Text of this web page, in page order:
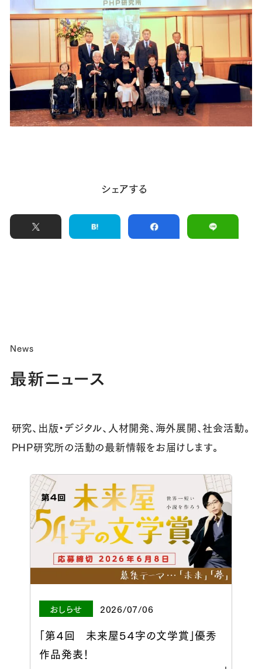
シェアする
News
最新ニュース
研究、出版・デジタル、人材開発、海外展開、社会活動。
PHP研究所の活動の最新情報をお届けします。
おしらせ 2026/07/06
「第４回 未来屋５４字の文学賞」優秀
作品発表！